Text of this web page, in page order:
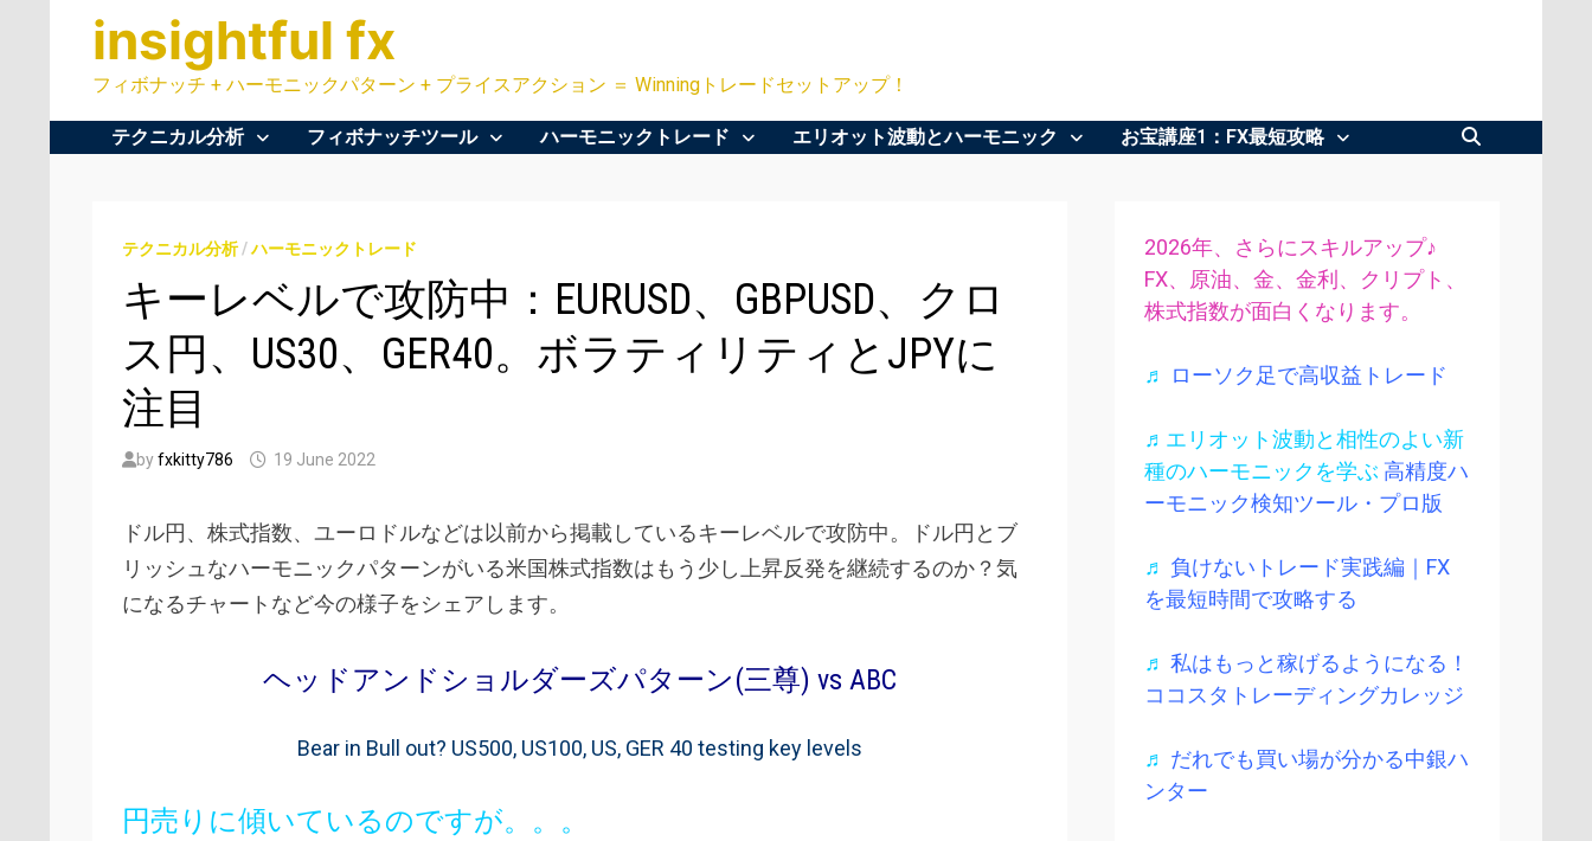
content
insightful fx
フィボナッチ + ハーモニックパターン + プライスアクション ＝ Winningトレードセットアップ！
テクニカル分析 フィボナッチツール ハーモニックトレード エリオット波動とハーモニック お宝講座1：FX最短攻略
テクニカル分析/ハーモニックトレード
キーレベルで攻防中：EURUSD、GBPUSD、クロ
ス円、US30、GER40。ボラティリティとJPYに
注目
byfxkitty786 19 June 2022
ドル円、株式指数、ユーロドルなどは以前から掲載しているキーレベルで攻防中。ドル円とブ
リッシュなハーモニックパターンがいる米国株式指数はもう少し上昇反発を継続するのか？気
になるチャートなど今の様子をシェアします。
ヘッドアンドショルダーズパターン(三尊) vs ABC
Bear in Bull out? US500, US100, US, GER 40 testing key levels
円売りに傾いているのですが。。。
2026年、さらにスキルアップ♪
FX、原油、金、金利、クリプト、
株式指数が面白くなります。
♬ ローソク足で高収益トレード
♬エリオット波動と相性のよい新
種のハーモニックを学ぶ 高精度ハ
ーモニック検知ツール・プロ版
♬ 負けないトレード実践編｜FX
を最短時間で攻略する
♬ 私はもっと稼げるようになる！
ココスタトレーディングカレッジ
♬ だれでも買い場が分かる中銀ハ
ンター